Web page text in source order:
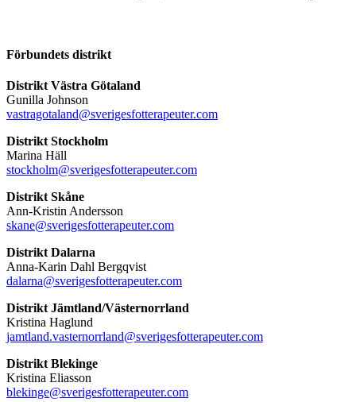
Förbundets distrikt
Distrikt Västra Götaland
Gunilla Johnson
vastragotaland@sverigesfotterapeuter.com
Distrikt Stockholm
Marina Häll
stockholm@sverigesfotterapeuter.com
Distrikt Skåne
Ann-Kristin Andersson
skane@sverigesfotterapeuter.com
Distrikt Dalarna
Anna-Karin Dahl Bergqvist
dalarna@sverigesfotterapeuter.com
Distrikt Jämtland/Västernorrland
Kristina Haglund
jamtland.vasternorrland@sverigesfotterapeuter.com
Distrikt Blekinge
Kristina Eliasson
blekinge@sverigesfotterapeuter.com